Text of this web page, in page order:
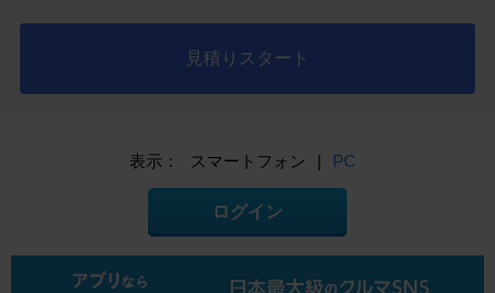
見積りスタート
表示： スマートフォン PC
ログイン